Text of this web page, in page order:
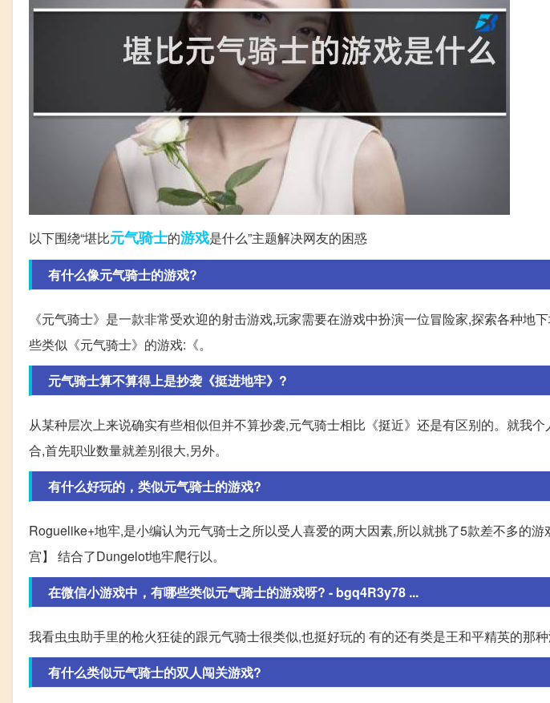
以下围绕“堪比元气骑士的游戏是什么”主题解决网友的困惑
有什么像元气骑士的游戏?
《元气骑士》是一款非常受欢迎的射击游戏,玩家需要在游戏中扮演一位冒险家,探索各种地
些类似《元气骑士》的游戏:《。
元气骑士算不算得上是抄袭《挺进地牢》?
从某种层次上来说确实有些相似但并不算抄袭,元气骑士相比《挺近》还是有区别的。就我
合,首先职业数量就差别很大,另外。
有什么好玩的，类似元气骑士的游戏?
Roguelike+地牢,是小编认为元气骑士之所以受人喜爱的两大因素,所以就挑了5款差不多的
宫】 结合了Dungelot地牢爬行以。
在微信小游戏中，有哪些类似元气骑士的游戏呀? - bgq4R3y78 ...
我看虫虫助手里的枪火狂徒的跟元气骑士很类似,也挺好玩的 有的还有类是王和平精英的那种
有什么类似元气骑士的双人闯关游戏?